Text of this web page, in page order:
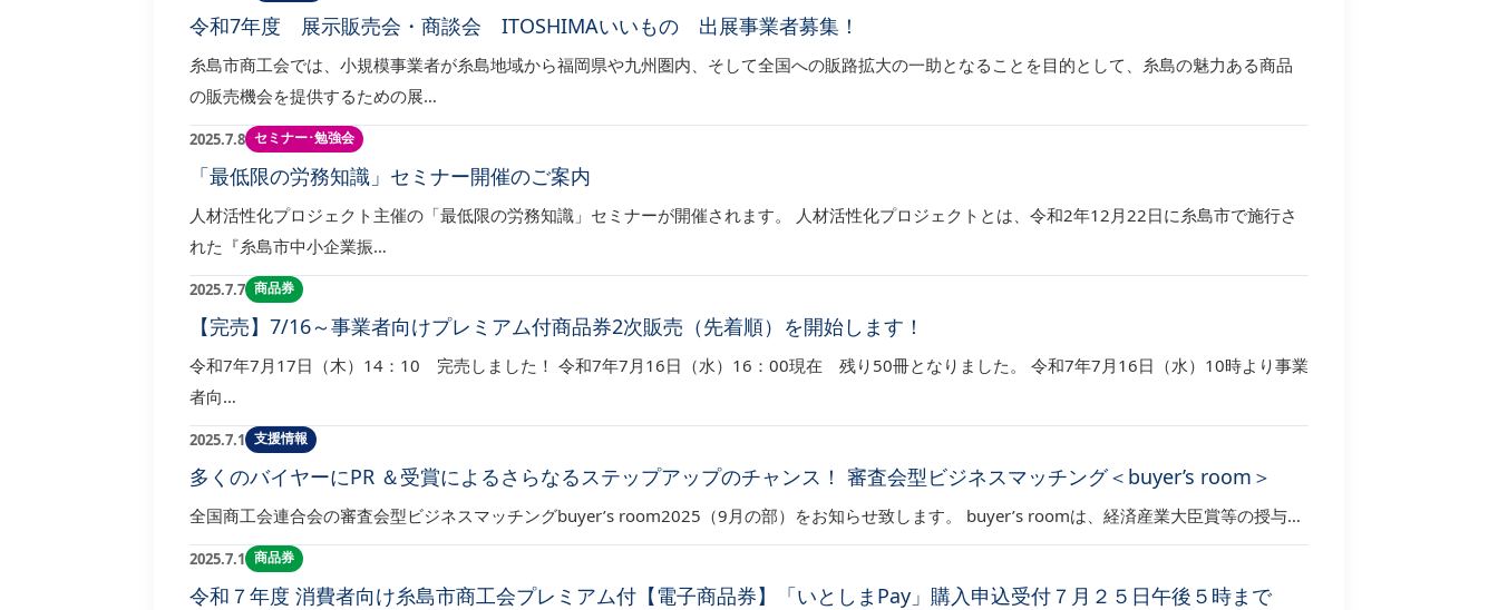
令和7年度 展示販売会・商談会 ITOSHIMAいいもの 出展事業者募集！
糸島市商工会では、小規模事業者が糸島地域から福岡県や九州圏内、そして全国への販路拡大の一助となることを目的として、糸島の魅力ある商品
の販売機会を提供するための展…
2025.7.8 セミナー･勉強会
「最低限の労務知識」セミナー開催のご案内
人材活性化プロジェクト主催の「最低限の労務知識」セミナーが開催されます。 人材活性化プロジェクトとは、令和2年12月22日に糸島市で施行さ
れた『糸島市中小企業振…
2025.7.7 商品券
【完売】7/16～事業者向けプレミアム付商品券2次販売（先着順）を開始します！
令和7年7月17日（木）14：10 完売しました！ 令和7年7月16日（水）16：00現在 残り50冊となりました。 令和7年7月16日（水）10時より事業
者向…
2025.7.1 支援情報
多くのバイヤーにPR ＆受賞によるさらなるステップアップのチャンス！ 審査会型ビジネスマッチング＜buyer’s room＞
全国商工会連合会の審査会型ビジネスマッチングbuyer’s room2025（9月の部）をお知らせ致します。 buyer’s roomは、経済産業大臣賞等の授与…
2025.7.1 商品券
令和７年度 消費者向け糸島市商工会プレミアム付【電子商品券】「いとしまPay」購入申込受付７月２５日午後５時まで